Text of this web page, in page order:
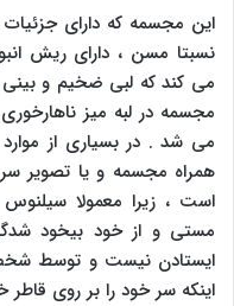
این مجسمه که دارای
نسبتا مسن ، دارای ریش
می کند که لبی ضخیم و بینی
مجسمه در لبه میز
می شد . در بسیاری از
همراه مجسمه و یا تصویر
است ، زیرا معمولا سیلنوس
مستی و از خود بیخود
ایستادن نیست و توسط
اینکه سر خود را بر روی